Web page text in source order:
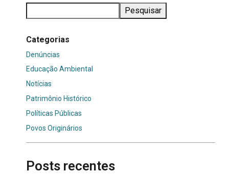
Pesquisar
Categorias
Denúncias
Educação Ambiental
Notícias
Patrimônio Histórico
Políticas Públicas
Povos Originários
Posts recentes